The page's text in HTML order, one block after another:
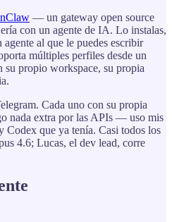
— un gateway open source
con un agente de IA. Lo instalas,
al que le puedes escribir
múltiples perfiles desde un
propio workspace, su propia
Cada uno con su propia
nada extra por las APIs — uso mis
Codex que ya tenía. Casi todos los
4.6; Lucas, el dev lead, corre